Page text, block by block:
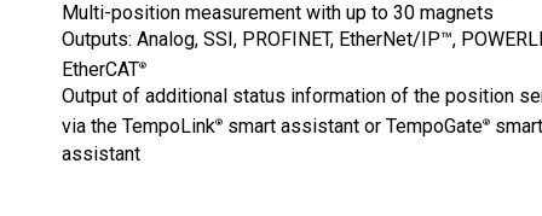
Multi-position measurement with up to 30 magnets
Outputs: Analog, SSI, PROFINET, EtherNet/IP™,
EtherCAT®
Output of additional status information of the position
via the TempoLink®smart assistant or TempoGate®smart
assistant